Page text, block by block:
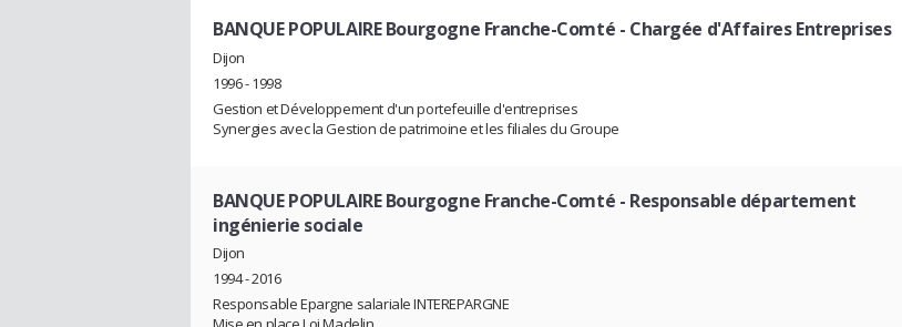
BANQUE POPULAIRE Bourgogne Franche-Comté - Chargée d'Affaires Entreprises
Dijon
1996 - 1998
Gestion et Développement d'un portefeuille d'entreprises
Synergies avec la Gestion de patrimoine et les filiales du Groupe
BANQUE POPULAIRE Bourgogne Franche-Comté - Responsable département
ingénierie sociale
Dijon
1994 - 2016
Responsable Epargne salariale INTEREPARGNE